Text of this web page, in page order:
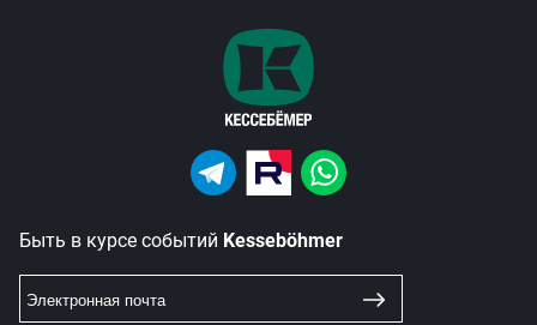
Быть в курсе событий Kesseböhmer